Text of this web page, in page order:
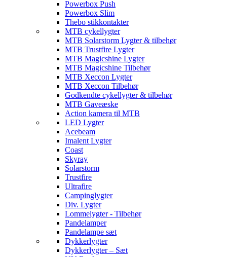
Powerbox Push
Powerbox Slim
Thebo stikkontakter
MTB cykellygter
MTB Solarstorm Lygter & tilbehør
MTB Trustfire Lygter
MTB Magicshine Lygter
MTB Magicshine Tilbehør
MTB Xeccon Lygter
MTB Xeccon Tilbehør
Godkendte cykellygter & tilbehør
MTB Gaveæske
Action kamera til MTB
LED Lygter
Acebeam
Imalent Lygter
Coast
Skyray
Solarstorm
Trustfire
Ultrafire
Campinglygter
Div. Lygter
Lommelygter - Tilbehør
Pandelamper
Pandelampe sæt
Dykkerlygter
Dykkerlygter – Sæt